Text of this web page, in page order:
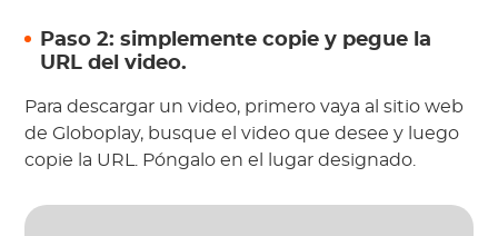
Paso 2: simplemente copie y pegue la
URL del video.
Para descargar un video, primero vaya al sitio web
de Globoplay, busque el video que desee y luego
copie la URL. Póngalo en el lugar designado.